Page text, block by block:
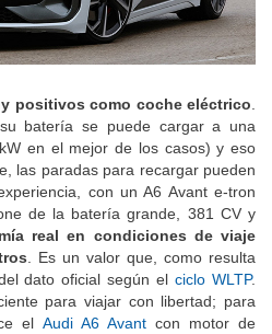
positivos como coche eléctrico
batería se puede cargar a una
en el mejor de los casos) y eso
las paradas para recargar pueden
con un A6 Avant e-tron
de la batería grande, 381 CV y
real en condiciones de viaje
. Es un valor que, como resulta
dato oficial según elciclo WLTP.
para viajar con libertad; para
el Audi A6 Avant con motor de